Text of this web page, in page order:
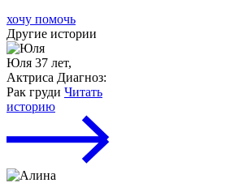
хочу помочь
Другие истории
Юля 37 лет,
Актриса Диагноз:
Рак груди Читать
историю